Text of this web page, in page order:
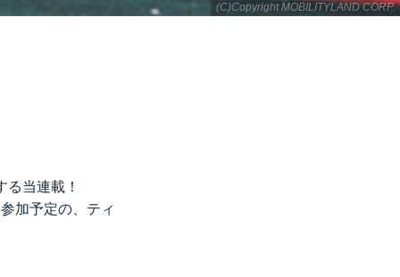
(C)Copyright MOBILITYLAND CORP.
当連載！
加予定の、ティ